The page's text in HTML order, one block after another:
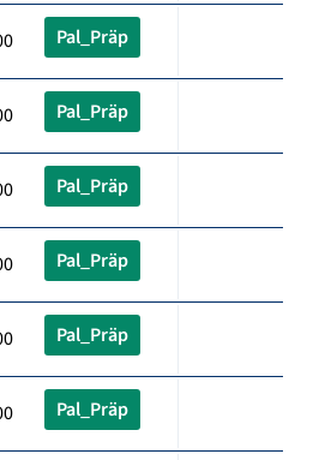
Pal_Präp
Pal_Präp
Pal_Präp
Pal_Präp
Pal_Präp
Pal_Präp